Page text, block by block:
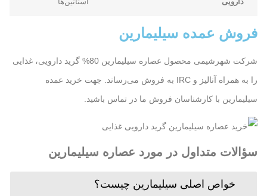
فروش عمده سیلیمارین
شرکت شهرشیمی محصول عصاره سیلیمارین 80% گرید دارویی، غذایی
را به همراه آنالیز و IRC به فروش می‌رساند. جهت خرید عمده
سیلیمارین با کارشناسان فروش ما در تماس باشید.
سؤالات متداول در مورد عصاره سیلیمارین
خواص اصلی سیلیمارین چیست؟